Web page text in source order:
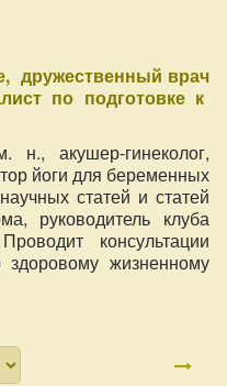
дружественный врач
по подготовке к
акушер-гинеколог,
йоги для беременных
статей и статей
руководитель клуба
консультации
жизненному